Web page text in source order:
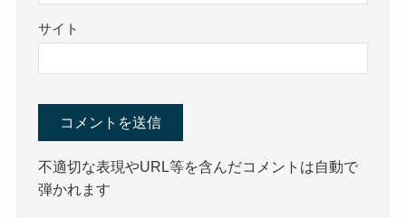
サイト
不適切な表現やURL等を含んだコメントは自動で
弾かれます